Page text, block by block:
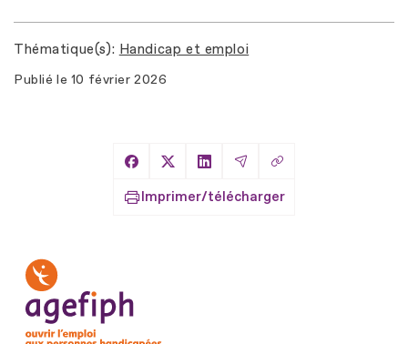
Thématique(s) Handicap et emploi
Publié le 10 février 2026
Partager sur Facebook
Partager sur X
Partager sur LinkedIn
Partager par Email
Copier le lien
Imprimer/télécharger